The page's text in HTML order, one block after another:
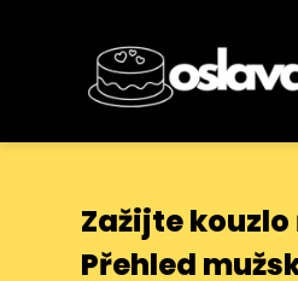
Zažijte
Přehled